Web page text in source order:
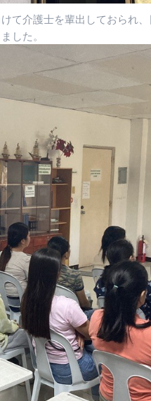
て介護士を輩出しておられ
した。